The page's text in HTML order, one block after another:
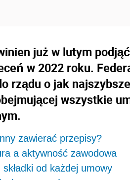
już w lutym
w 2022 roku.
rządu o jak
wszystkie
zawierać przepisy?
a aktywność zawodowa
składki od każdej umowy